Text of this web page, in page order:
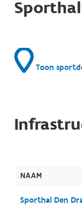
Toon
NAAM
Sporthal Den